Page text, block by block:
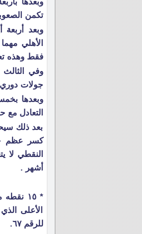
تكمن
وبعد أربعة
الأهلي
فقط وهذه
وفي الثالث
جولات
وبعدها
التعادل مع
بعد ذلك
كسر عظم
أشهر .
الأعلى
للرقم ٦٧.